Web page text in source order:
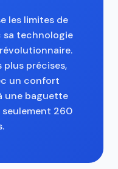
les limites de
sa technologie
plus précises,
un confort
une baguette
260